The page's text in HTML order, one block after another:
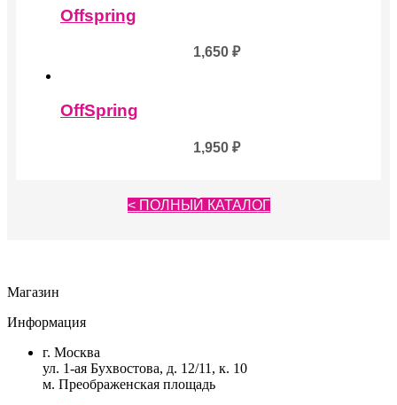
Offspring
1,650 ₽
OffSpring
1,950 ₽
< ПОЛНЫЙ КАТАЛОГ
Магазин
Информация
г. Москва
ул. 1-ая Бухвостова, д. 12/11, к. 10
м. Преображенская площадь